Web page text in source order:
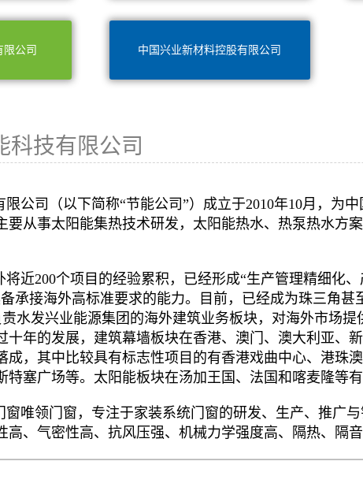
限公司 中国兴业新材料控股有限公司
科技有限公司
公司（以下简称“节能公司”）成立于2010年10月，为
要从事太阳能集热技术研发，太阳能热水、热泵热水方
将近200个项目的经验累积，已经形成“生产管理精细化
承接海外高标准要求的能力。目前，已经成为珠三角甚
水发兴业能源集团的海外建筑业务板块，对海外市场提
十年的发展，建筑幕墙板块在香港、澳门、澳大利亚、
成，其中比较具有标志性项目的有香港戏曲中心、港珠
特塞广场等。太阳能板块在汤加王国、法国和喀麦隆等
窗唯领门窗，专注于家装系统门窗的研发、生产、推广
高、气密性高、抗风压强、机械力学强度高、隔热、隔音